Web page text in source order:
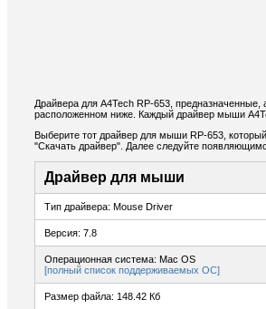
Драйвера для A4Tech RP-653,
расположенном ниже. Каждый драйвер мыши
Выберите тот драйвер для мыши RP-653,
"Скачать драйвер". Далее следуйте
Драйвер для мыши
Тип драйвера: Mouse Driver
Версия: 7.8
Операционная система: Mac OS
[полный список поддерживаемых ОС]
Размер файла: 148.42 Кб